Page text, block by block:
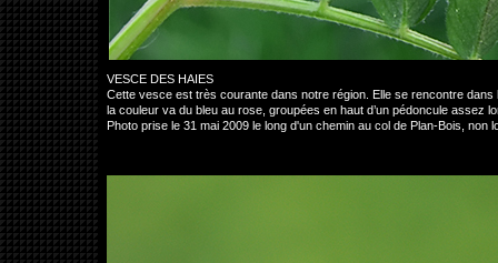
VESCE DES HAIES
Cette vesce est très courante dans notre région. Elle se rencontre
la couleur va du bleu au rose, groupées en haut d’un pédoncule assez
Photo prise le 31 mai 2009 le long d'un chemin au col de Plan-Bois, non